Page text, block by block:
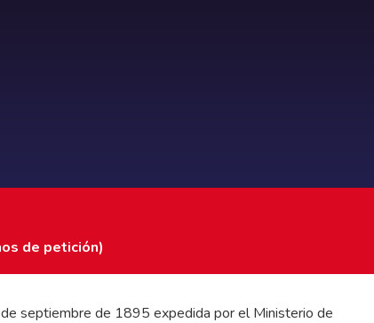
de petición)
de septiembre de 1895 expedida por el Ministerio de